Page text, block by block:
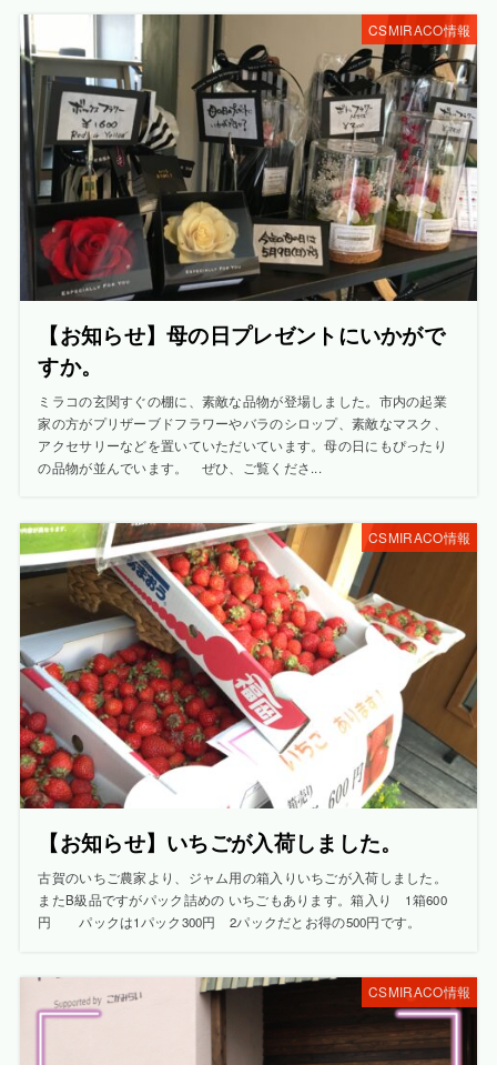
CSMIRACO情報
【お知らせ】母の日プレゼントにいかがで
すか。
ミラコの玄関すぐの棚に、素敵な品物が登場しました。市内の起業
家の方がプリザーブドフラワーやバラのシロップ、素敵なマスク、
アクセサリーなどを置いていただいています。母の日にもぴったり
の品物が並んでいます。 ぜひ、ご覧くださ...
CSMIRACO情報
【お知らせ】いちごが入荷しました。
古賀のいちご農家より、ジャム用の箱入りいちごが入荷しました。
またB級品ですがパック詰めの いちごもあります。箱入り 1箱600
円 パックは1パック300円 2パックだとお得の500円です。
CSMIRACO情報